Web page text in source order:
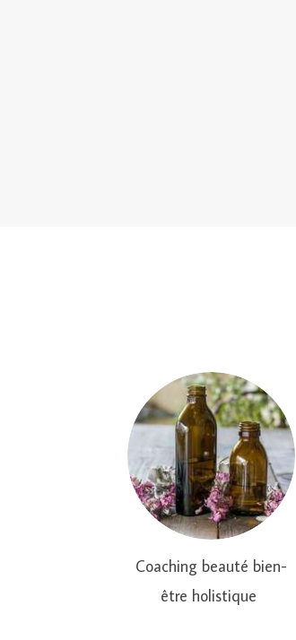
Coaching beauté bien-
être holistique